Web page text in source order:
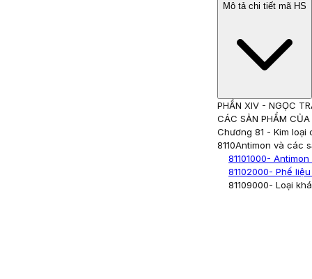
Mô tả chi tiết mã HS
PHẦN XIV - NGỌC
CÁC SẢN PHẨM
Chương 81 - Kim loại
8110Antimon và các
81101000-
81102000- Phế
81109000- Loại